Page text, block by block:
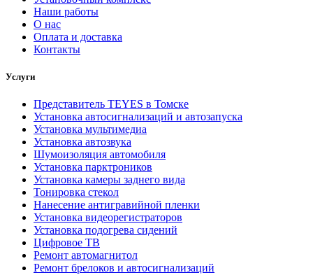
Наши работы
О нас
Оплата и доставка
Контакты
Услуги
Представитель TEYES в Томске
Установка автосигнализаций и автозапуска
Установка мультимедиа
Установка автозвука
Шумоизоляция автомобиля
Установка парктроников
Установка камеры заднего вида
Тонировка стекол
Нанесение антигравийной пленки
Установка видеорегистраторов
Установка подогрева сидений
Цифровое ТВ
Ремонт автомагнитол
Ремонт брелоков и автосигнализаций